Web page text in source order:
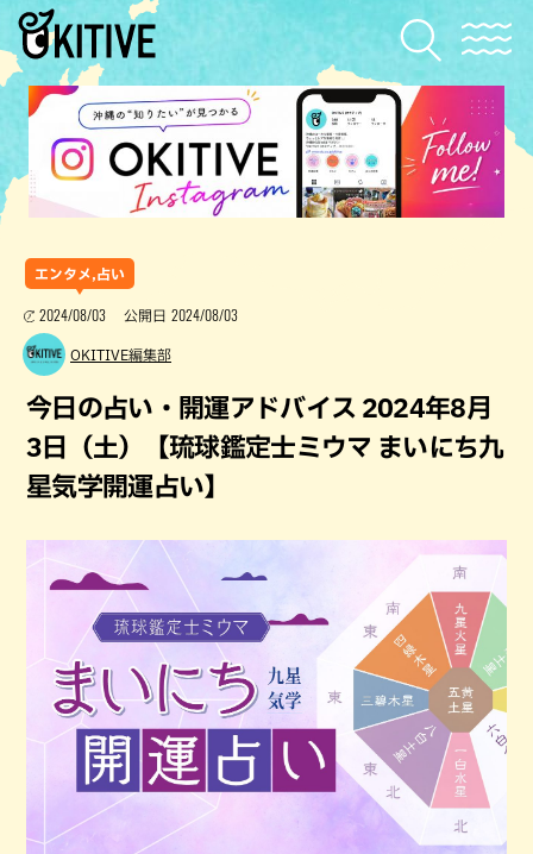
エンタメ,占い
2024/08/03 公開日 2024/08/03
OKITIVE編集部
今日の占い・開運アドバイス 2024年8月
3日（土）【琉球鑑定士ミウマ まいにち九
星気学開運占い】